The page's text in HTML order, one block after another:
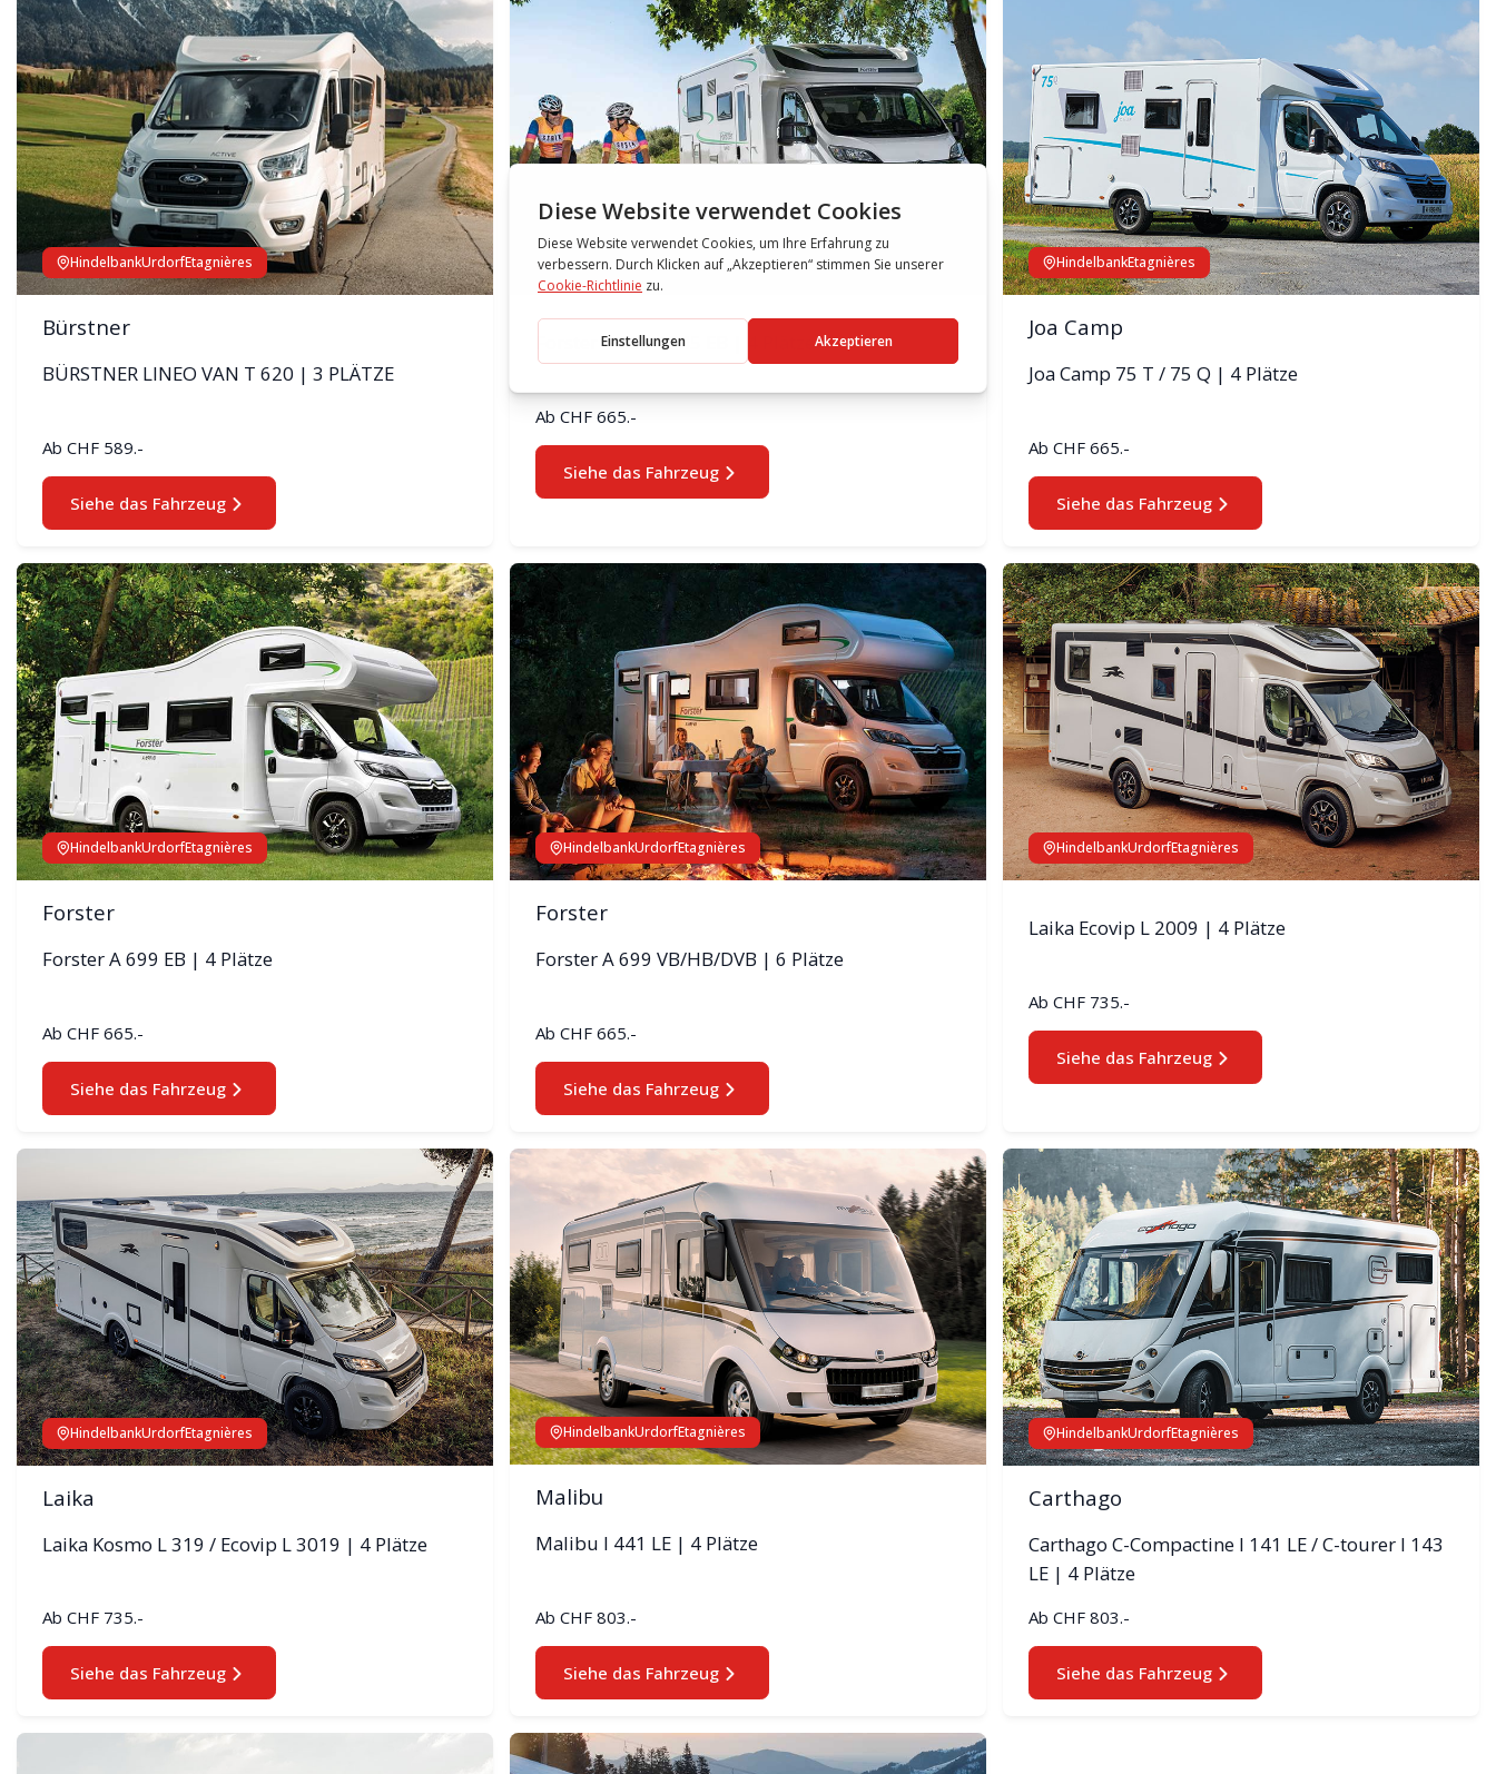
Etagnières
HindelbankUrdorf
Bürstner
BÜRSTNER LINEO VAN T 620 | 3 PLÄTZE
Ab CHF 589.-
Siehe das Fahrzeug
Forster T 699 / 745 EB | 4 Plätze
Ab CHF 665.-
Siehe das Fahrzeug
Etagnières
Hindelbank
Joa Camp
Joa Camp 75 T / 75 Q | 4 Plätze
Ab CHF 665.-
Siehe das Fahrzeug
Etagnières
HindelbankUrdorf
Forster
Forster A 699 EB | 4 Plätze
Ab CHF 665.-
Siehe das Fahrzeug
Etagnières
HindelbankUrdorf
Forster
Forster A 699 VB/HB/DVB | 6 Plätze
Ab CHF 665.-
Siehe das Fahrzeug
Etagnières
HindelbankUrdorf
Laika Ecovip L 2009 | 4 Plätze
Ab CHF 735.-
Siehe das Fahrzeug
Etagnières
HindelbankUrdorf
Laika
Laika Kosmo L 319 / Ecovip L 3019 | 4 Plätze
Ab CHF 735.-
Siehe das Fahrzeug
Etagnières
HindelbankUrdorf
Malibu
Malibu I 441 LE | 4 Plätze
Ab CHF 803.-
Siehe das Fahrzeug
Etagnières
HindelbankUrdorf
Carthago
Carthago C-Compactine I 141 LE / C-tourer I 143
LE | 4 Plätze
Ab CHF 803.-
Siehe das Fahrzeug